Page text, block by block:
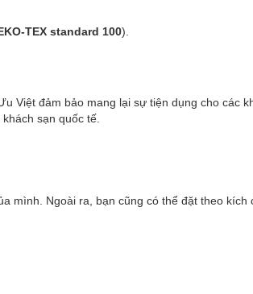
TEX standard 100).
Việt đảm bảo mang lại sự tiện dụng cho các
sạn quốc tế.
mình. Ngoài ra, bạn cũng có thể đặt theo